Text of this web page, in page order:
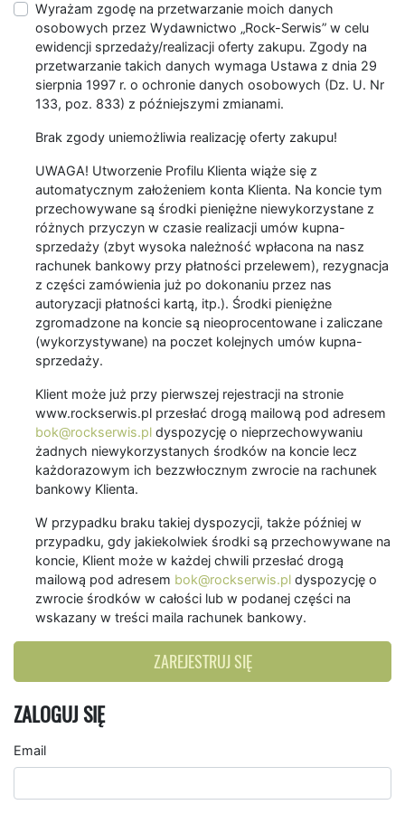
Wyrażam zgodę na przetwarzanie moich danych
osobowych przez Wydawnictwo „Rock-Serwis” w celu
ewidencji sprzedaży/realizacji oferty zakupu. Zgody na
przetwarzanie takich danych wymaga Ustawa z dnia 29
sierpnia 1997 r. o ochronie danych osobowych (Dz. U. Nr
133, poz. 833) z późniejszymi zmianami.
Brak zgody uniemożliwia realizację oferty zakupu!
UWAGA! Utworzenie Profilu Klienta wiąże się z
automatycznym założeniem konta Klienta. Na koncie tym
przechowywane są środki pieniężne niewykorzystane z
różnych przyczyn w czasie realizacji umów kupna-
sprzedaży (zbyt wysoka należność wpłacona na nasz
rachunek bankowy przy płatności przelewem), rezygnacja
z części zamówienia już po dokonaniu przez nas
autoryzacji płatności kartą, itp.). Środki pieniężne
zgromadzone na koncie są nieoprocentowane i zaliczane
(wykorzystywane) na poczet kolejnych umów kupna-
sprzedaży.
Klient może już przy pierwszej rejestracji na stronie
www.rockserwis.pl przesłać drogą mailową pod adresem
bok@rockserwis.pl dyspozycję o nieprzechowywaniu
żadnych niewykorzystanych środków na koncie lecz
każdorazowym ich bezzwłocznym zwrocie na rachunek
bankowy Klienta.
W przypadku braku takiej dyspozycji, także później w
przypadku, gdy jakiekolwiek środki są przechowywane na
koncie, Klient może w każdej chwili przesłać drogą
mailową pod adresem bok@rockserwis.pl dyspozycję o
zwrocie środków w całości lub w podanej części na
wskazany w treści maila rachunek bankowy.
ZAREJESTRUJ SIĘ
ZALOGUJ SIĘ
Email